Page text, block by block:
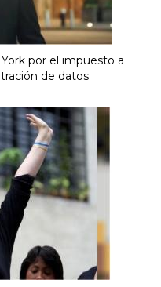
por el impuesto a
de datos